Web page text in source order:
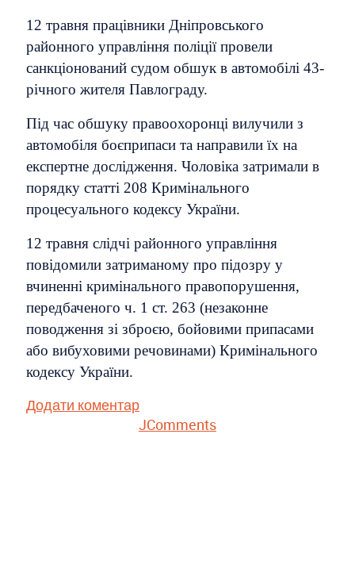
12 травня працівники Дніпровського
районного управління поліції провели
санкціонований судом обшук в автомобілі 43-
річного жителя Павлограду.
Під час обшуку правоохоронці вилучили з
автомобіля боєприпаси та направили їх на
експертне дослідження. Чоловіка затримали в
порядку статті 208 Кримінального
процесуального кодексу України.
12 травня слідчі районного управління
повідомили затриманому про підозру у
вчиненні кримінального правопорушення,
передбаченого ч. 1 ст. 263 (незаконне
поводження зі зброєю, бойовими припасами
або вибуховими речовинами) Кримінального
кодексу України.
Додати коментар
JComments